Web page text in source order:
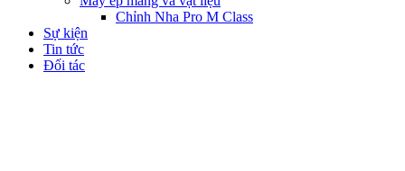
Chỉnh Nha Pro M Class
Sự kiện
Tin tức
Đối tác